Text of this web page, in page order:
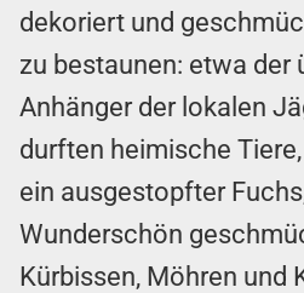
dekoriert und
zu bestaunen: etwa der
Anhänger der lokalen
durften heimische
ein ausgestopfter
Wunderschön
Kürbissen, Möhren und